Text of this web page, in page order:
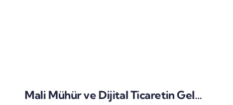
Mali Mühür ve Dijital Ticaretin Geleceği: Yasal Süreçlerin Dijitalleşmesi